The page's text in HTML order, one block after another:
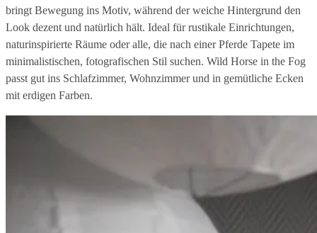
bringt Bewegung ins Motiv, während der weiche Hintergrund den
Look dezent und natürlich hält. Ideal für rustikale Einrichtungen,
naturinspirierte Räume oder alle, die nach einer Pferde Tapete im
minimalistischen, fotografischen Stil suchen. Wild Horse in the Fog
passt gut ins Schlafzimmer, Wohnzimmer und in gemütliche Ecken
mit erdigen Farben.